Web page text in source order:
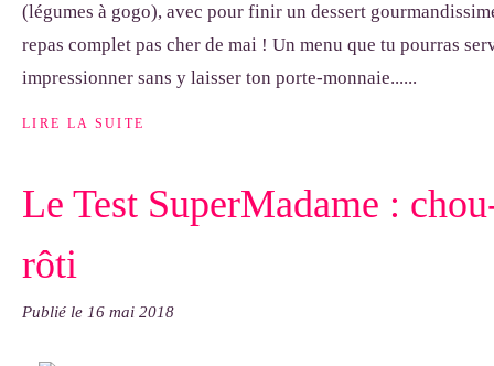
(légumes à gogo), avec pour finir un dessert
repas complet pas cher de mai ! Un menu que tu pourras
impressionner sans y laisser ton porte-monnaie......
LIRE LA SUITE
Le Test SuperMadame :
rôti
Publié le 16 mai 2018